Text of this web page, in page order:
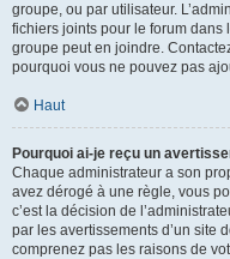
groupe, ou par utilisateur.
fichiers joints pour le forum dans
groupe peut en joindre.
pourquoi vous ne pouvez pas
Haut
Pourquoi ai-je reçu un
Chaque administrateur a son
avez dérogé à une règle, vous
c’est la décision de
par les avertissements d’un site
comprenez pas les raisons de